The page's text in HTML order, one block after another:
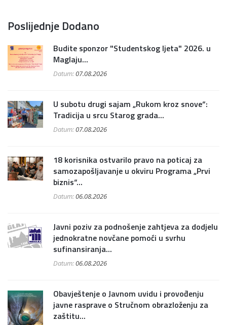
Poslijednje Dodano
Budite sponzor "Studentskog ljeta" 2026. u
Maglaju...
Datum:07.08.2026
U subotu drugi sajam „Rukom kroz snove“:
Tradicija u srcu Starog grada...
Datum:07.08.2026
18 korisnika ostvarilo pravo na poticaj za
samozapošljavanje u okviru Programa „Prvi
biznis“...
Datum:06.08.2026
Javni poziv za podnošenje zahtjeva za dodjelu
jednokratne novčane pomoći u svrhu
sufinansiranja...
Datum:06.08.2026
Obavještenje o Javnom uvidu i provođenju
javne rasprave o Stručnom obrazloženju za
zaštitu...